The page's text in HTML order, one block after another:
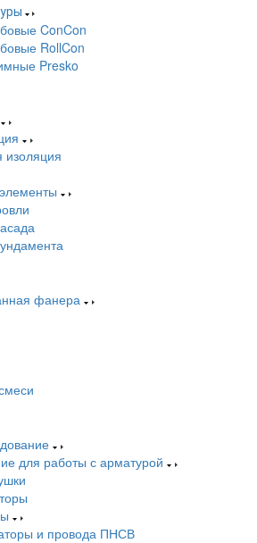
ConCon
RollCon
Presko
изоляция
фанера
для работы с арматурой
и провода ПНСВ